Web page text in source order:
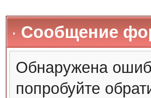
Сообщение
Обнаружена
попробуйте